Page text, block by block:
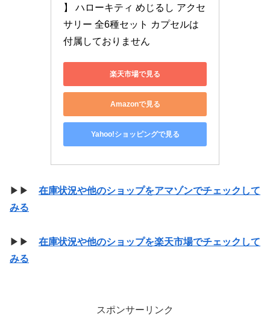
】 ハローキティ めじるし アクセ
サリー 全6種セット カプセルは
付属しておりません
楽天市場で見る
Amazonで見る
Yahoo!ショッピングで見る
▶▶ 在庫状況や他のショップをアマゾンでチェックして
みる
▶▶ 在庫状況や他のショップを楽天市場でチェックして
みる
スポンサーリンク